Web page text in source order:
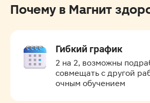
Почему в Магнит
Гибкий график
2 на 2, возможны
совмещать с другой
очным обучением